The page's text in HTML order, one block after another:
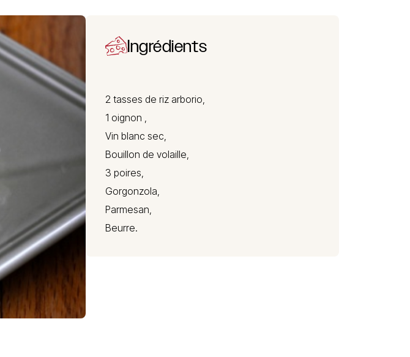
Ingrédients
2 tasses de riz arborio,
1 oignon ,
Vin blanc sec,
Bouillon de volaille,
3 poires,
Gorgonzola,
Parmesan,
Beurre.